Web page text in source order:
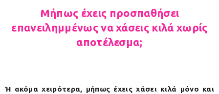
Μήπως έχεις προσπαθήσει
επανειλημμένως να χάσεις κιλά χωρίς
αποτέλεσμα;
Ή ακόμα χειρότερα, μήπως έχεις χάσει κιλά μόνο και